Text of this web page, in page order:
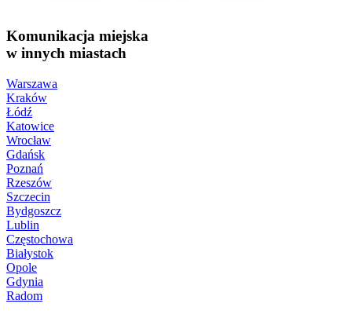
Komunikacja miejska
w innych miastach
Warszawa
Kraków
Łódź
Katowice
Wrocław
Gdańsk
Poznań
Rzeszów
Szczecin
Bydgoszcz
Lublin
Częstochowa
Białystok
Opole
Gdynia
Radom